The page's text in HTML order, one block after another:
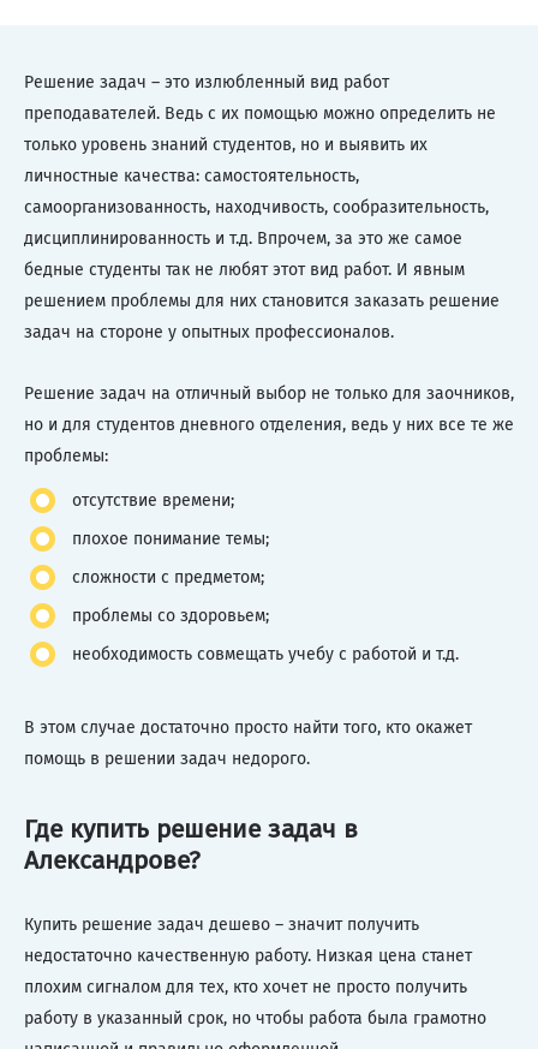
Решение задач – это излюбленный вид работ
преподавателей. Ведь с их помощью можно определить не
только уровень знаний студентов, но и выявить их
личностные качества: самостоятельность,
самоорганизованность, находчивость, сообразительность,
дисциплинированность и т.д. Впрочем, за это же самое
бедные студенты так не любят этот вид работ. И явным
решением проблемы для них становится заказать решение
задач на стороне у опытных профессионалов.
Решение задач на отличный выбор не только для заочников,
но и для студентов дневного отделения, ведь у них все те же
проблемы:
отсутствие времени;
плохое понимание темы;
сложности с предметом;
проблемы со здоровьем;
необходимость совмещать учебу с работой и т.д.
В этом случае достаточно просто найти того, кто окажет
помощь в решении задач недорого.
Где купить решение задач в
Александрове?
Купить решение задач дешево – значит получить
недостаточно качественную работу. Низкая цена станет
плохим сигналом для тех, кто хочет не просто получить
работу в указанный срок, но чтобы работа была грамотно